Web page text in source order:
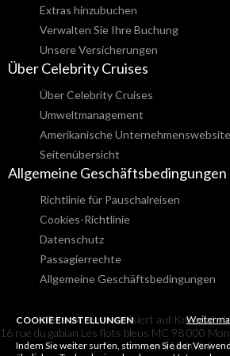
COOKIE EINSTELLUNGEN
Indem Sie weiter surfen, stimmen Sie der
Extras hinzubuchen
Verwalten Sie Ihre Buchung
Unsere Versicherungen
Über Celebrity Cruises
Über Celebrity Cruises
Umweltmanagement
Amerikanische Unternehmenswebsite
Seitenübersicht
Allgemeine Geschäftsbedingungen
Richtlinie für Pauschalreisen
Cookies-Richtlinie
Datenschutz
Passagierrechte
Allgemeine Geschäftsbedingungen
Reisebüro spezialisiert auf
16 rue du gabian Les flots bleus MC 98 000
von 150 000 €